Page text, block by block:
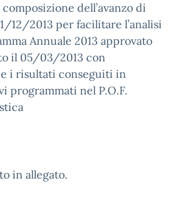
dell’avanzo di
12/2013 per facilitare l’analisi
Annuale 2013 approvato
il 05/03/2013 con
i risultati conseguiti in
programmati nel P.O.F.
in allegato.